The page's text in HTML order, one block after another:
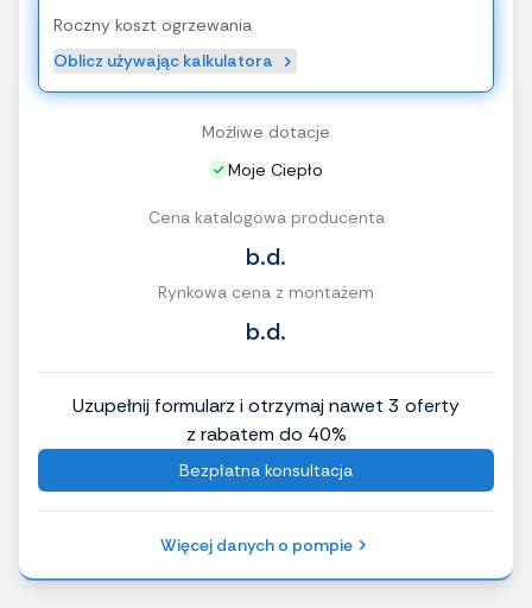
Roczny koszt ogrzewania
Oblicz używając kalkulatora
Możliwe dotacje
Moje Ciepło
Cena katalogowa producenta
b.d.
Rynkowa cena z montażem
b.d.
Uzupełnij formularz i otrzymaj nawet 3 oferty
z rabatem do 40%
Bezpłatna konsultacja
Więcej danych o pompie